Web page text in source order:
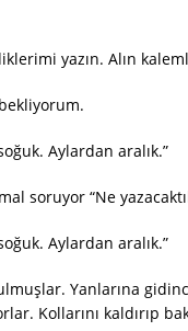
yazın. Alın
Aylardan aralık.”
soruyor “Ne
Aylardan aralık.”
Yanlarına
Kollarını kaldırıp